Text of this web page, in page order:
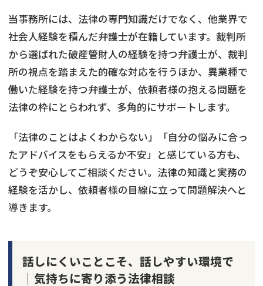
当事務所には、法律の専門知識だけでなく、他業界で
社会人経験を積んだ弁護士が在籍しています。裁判所
から選ばれた破産管財人の経験を持つ弁護士が、裁判
所の視点を踏まえた的確な対応を行うほか、異業種で
働いた経験を持つ弁護士が、依頼者様の抱える問題を
法律の枠にとらわれず、多角的にサポートします。
「法律のことはよくわからない」「自分の悩みに合っ
たアドバイスをもらえるか不安」と感じている方も、
どうぞ安心してご相談ください。法律の知識と実務の
経験を活かし、依頼者様の目線に立って問題解決へと
導きます。
話しにくいことこそ、話しやすい環境で
｜気持ちに寄り添う法律相談